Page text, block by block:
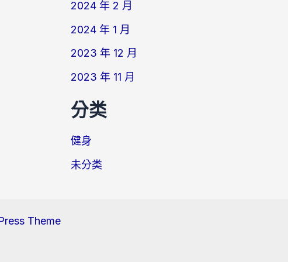
2024 年 2 月
2024 年 1 月
2023 年 12 月
2023 年 11 月
分类
健身
未分类
Theme